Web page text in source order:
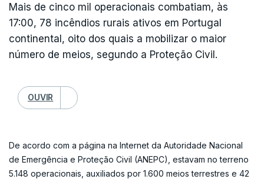
Mais de cinco mil operacionais combatiam, às
17:00, 78 incêndios rurais ativos em Portugal
continental, oito dos quais a mobilizar o maior
número de meios, segundo a Proteção Civil.
OUVIR
De acordo com a página na Internet da Autoridade Nacional
de Emergência e Proteção Civil (ANEPC), estavam no terreno
5.148 operacionais, auxiliados por 1.600 meios terrestres e 42